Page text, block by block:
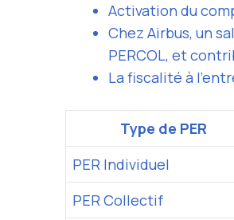
Activation du
Chez Airbus, un
PERCOL, et
La fiscalité à
Type de PER
PER Individuel
PER Collectif